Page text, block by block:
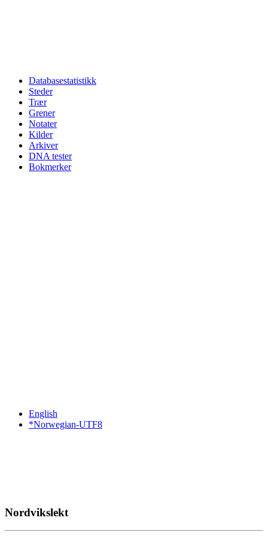
Databasestatistikk
Steder
Trær
Grener
Notater
Kilder
Arkiver
DNA tester
Bokmerker
English
*Norwegian-UTF8
Nordvikslekt